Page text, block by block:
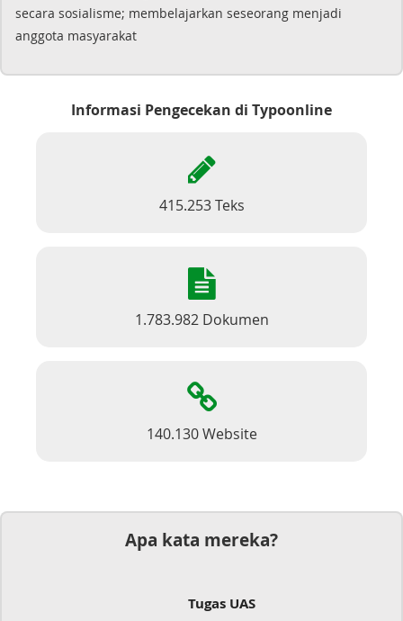
secara sosialisme; membelajarkan seseorang menjadi
anggota masyarakat
Informasi Pengecekan di Typoonline
415.253 Teks
1.783.982 Dokumen
140.130 Website
Apa kata mereka?
Tugas UAS